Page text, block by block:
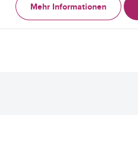
Mehr Informationen